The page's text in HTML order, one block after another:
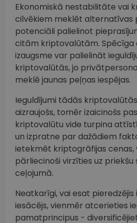
Ekonomiskā nestabilitāte vai
cilvēkiem meklēt alternatīvas
potenciāli palielinot
citām kriptovalūtām. Spēcīga
izaugsme var palielināt
kriptovalūtās, jo
meklē jaunas peļņas iespējas.
Ieguldījumi tādās
aizraujošs, tomēr izaicinošs
kriptovalūtu vide turpina
un izpratne par dažādiem
ietekmēt kriptogrāfijas cenas,
pārliecinoši virzīties uz priekšu
ceļojumā.
Neatkarīgi, vai esat
iesācējs, vienmēr atcerieties
pamatprincipus -